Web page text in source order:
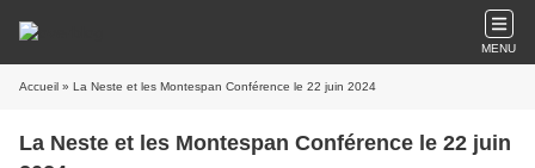
MENU
Accueil » La Neste et les Montespan Conférence le 22 juin 2024
La Neste et les Montespan Conférence le 22 juin